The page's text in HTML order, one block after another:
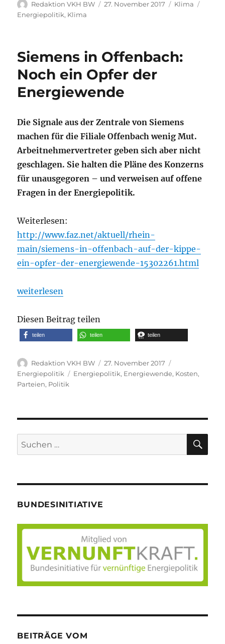
Autor
Redaktion VKH BW
Veröffentlicht
27. November 2017 Kategorien
Klima
Energiepolitik, Klima
Siemens in Offenbach:
Noch ein Opfer der
Energiewende
Die Signale aus der Zentrale von Siemens
machen für die Filiale Offenbach wenig Mut.
Arbeitnehmervertreter geben sich aber nicht
geschlagen. Sie halten die Pläne des Konzerns
für unausgegoren – und verweisen auf offene
Fragen in der Energiepolitik.
Weiterlesen:
http://www.faz.net/aktuell/rhein-
main/siemens-in-offenbach-auf-der-kippe-
ein-opfer-der-energiewende-15302261.html
„Siemens in Offenbach: Noch ein Opfer der
weiterlesen
Diesen Beitrag teilen
teilen teilen teilen
Autor
Redaktion VKH BW
Veröffentlicht
am
27. November 2017
Energiepolitik
Schlagwörter
Energiepolitik, Energiewende, Kosten,
Parteien, Politik
Suche
nach:
BUNDESINITIATIVE
BEITRÄGE VOM